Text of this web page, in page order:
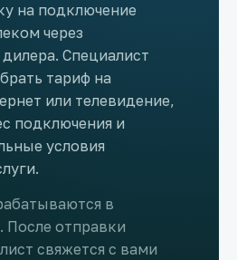
на подключение
через
Специалист
тариф на
или телевидение,
подключения и
условия
в
После отправки
свяжется с вами